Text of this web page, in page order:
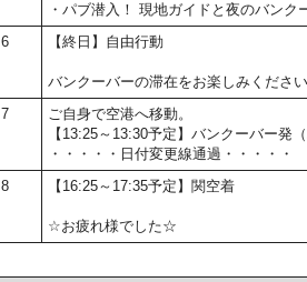
・パブ潜入！ 現地ガイドと夜のバンク
6 【終日】自由行動
バンクーバーの滞在をお楽しみください
7
ご自身で空港へ移動。
【13:25～13:30予定】バンクーバー発
・・・・・日付変更線通過・・・・・
8 【16:25～17:35予定】関空着
☆お疲れ様でした☆